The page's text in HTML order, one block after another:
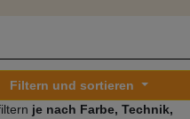
Filtern und sortieren
je nach Farbe, Technik,